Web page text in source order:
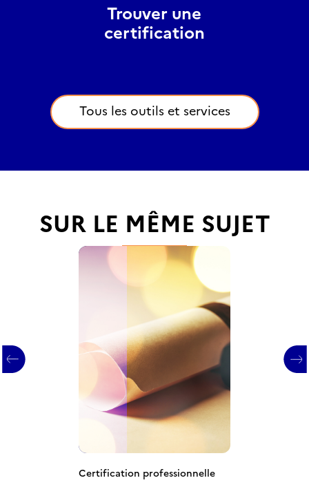
Trouver une
certification
Tous les outils et services
SUR LE MÊME SUJET
Certification professionnelle
Certification professionnelle
Certification professionnelle
Certification professionnelle